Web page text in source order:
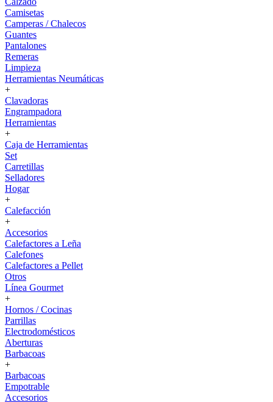
Camisetas
Camperas / Chalecos
Guantes
Pantalones
Remeras
Limpieza
Herramientas Neumáticas
+
Clavadoras
Engrampadora
Herramientas
+
Caja de Herramientas
Set
Carretillas
Selladores
Hogar
+
Calefacción
+
Accesorios
Calefactores a Leña
Calefones
Calefactores a Pellet
Otros
Línea Gourmet
+
Hornos / Cocinas
Parrillas
Electrodomésticos
Aberturas
Barbacoas
+
Barbacoas
Empotrable
Accesorios